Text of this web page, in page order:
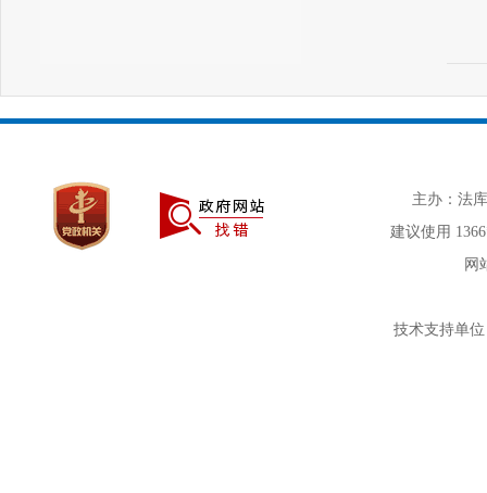
主办：法
建议使用
网
技术支持单